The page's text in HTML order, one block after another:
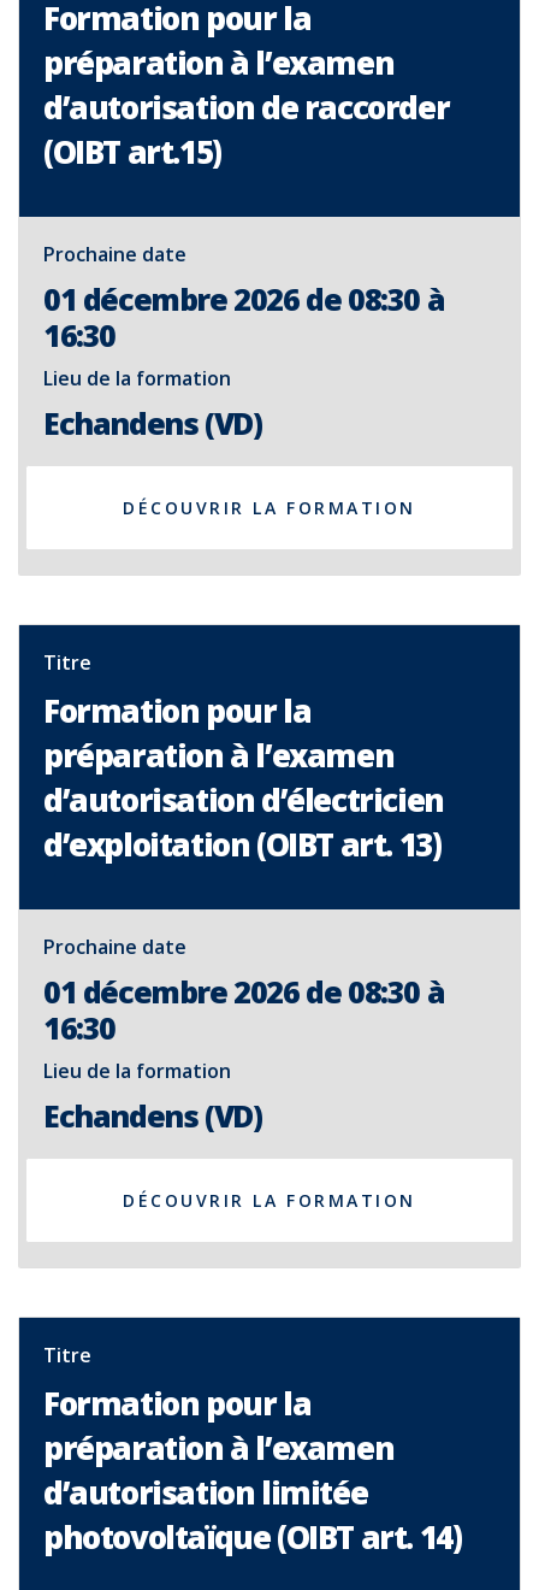
Formation pour la
préparation à l’examen
d’autorisation de raccorder
(OIBT art.15)
Prochaine date
01 décembre 2026 de 08:30 à
16:30
Lieu de la formation
Echandens (VD)
DÉCOUVRIR LA FORMATION
Titre
Formation pour la
préparation à l’examen
d’autorisation d’électricien
d’exploitation (OIBT art. 13)
Prochaine date
01 décembre 2026 de 08:30 à
16:30
Lieu de la formation
Echandens (VD)
DÉCOUVRIR LA FORMATION
Titre
Formation pour la
préparation à l’examen
d’autorisation limitée
photovoltaïque (OIBT art. 14)